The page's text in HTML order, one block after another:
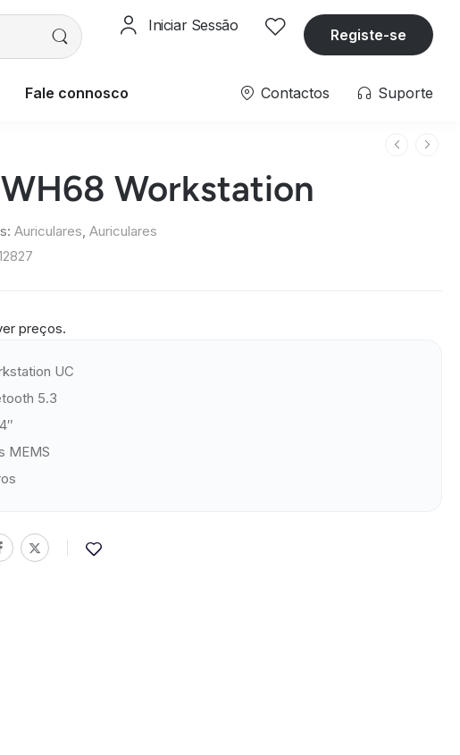
Iniciar Sessão
Registe-se
Fale connosco Contactos Suporte
Workstation
Auriculares, Auriculares
preços.
UC
5.3
MEMS